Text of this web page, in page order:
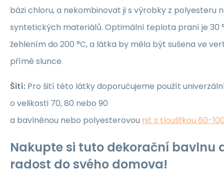
bázi chloru, a nekombinovat ji s výrobky z polyesteru
syntetických materiálů. Optimální teplota praní je 30
žehlením do 200 °C, a látka by měla být sušena ve
přímé slunce.
Šití: Pro šití této látky doporučujeme použít
o velikosti 70, 80 nebo 90
a bavlněnou nebo polyesterovou nit s tloušťkou 60-
Nakupte si tuto dekorační bavlnu
radost do svého domova!